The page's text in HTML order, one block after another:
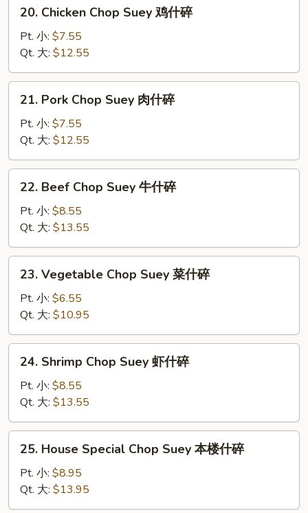
Chicken
Chop
Suey
鸡
什
20. Chicken Chop Suey 鸡什碎
Pt. 小: $7.55
Qt. 大: $12.55
Pork
Chop
Suey
肉
什
21. Pork Chop Suey 肉什碎
Pt. 小: $7.55
Qt. 大: $12.55
Beef
Chop
Suey
牛
什
22. Beef Chop Suey 牛什碎
Pt. 小: $8.55
Qt. 大: $13.55
Vegetable
Chop
Suey
菜
什
23. Vegetable Chop Suey 菜什碎
Pt. 小: $6.55
Qt. 大: $10.95
Shrimp
Chop
Suey
虾
什
24. Shrimp Chop Suey 虾什碎
Pt. 小: $8.55
Qt. 大: $13.55
House
Special
Chop
Suey
25. House Special Chop Suey 本楼什碎
Pt. 小: $8.95
Qt. 大: $13.95